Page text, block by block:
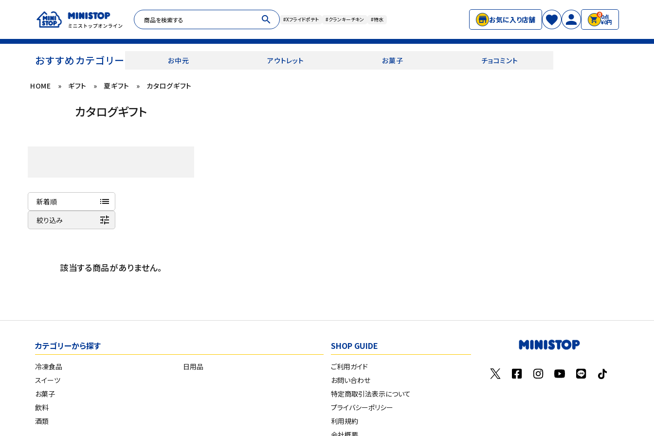
search #Xフライドポテト #クランキーチキン #特水 お気に入り店舗
00点
¥0円
おすすめカテゴリー お中元 アウトレット お菓子 チョコミント
ACCOUNT MENU
冷凍食品
スイーツ
セール
ペット用品
HOME » ギフト » 夏ギフト » カタログギフト
カタログギフト
新着順 list
商品名
価格が安い
絞り込み tune
該当する商品がありません。
カテゴリーから探す
冷凍食品
スイーツ
お菓子
飲料
酒類
日用品
SHOP GUIDE
ご利用ガイド
お問い合わせ
特定商取引法表示について
プライバシーポリシー
利用規約